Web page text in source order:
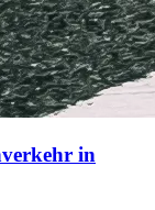
in